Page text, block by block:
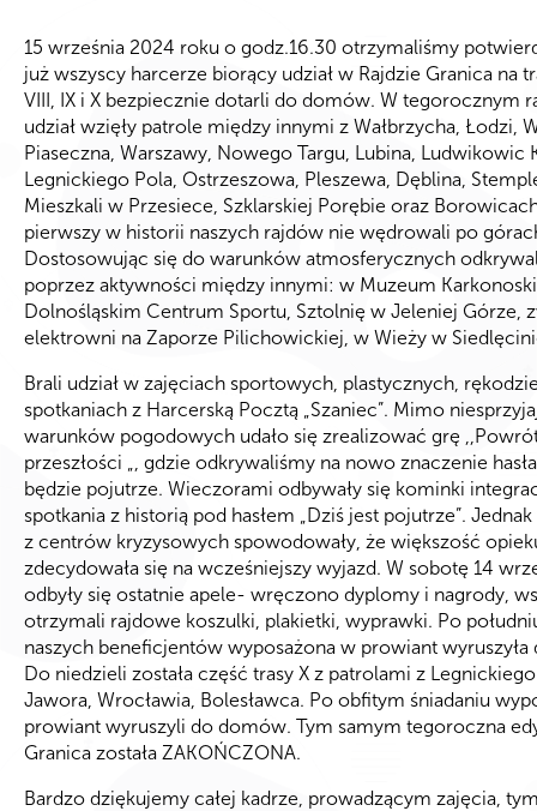
15 września 2024 roku o godz.16.30 otrzymaliśmy
już wszyscy harcerze biorący udział w Rajdzie Granica na
VIII, IX i X bezpiecznie dotarli do domów. W tegorocznym
udział wzięły patrole między innymi z Wałbrzycha, Łodzi,
Piaseczna, Warszawy, Nowego Targu, Lubina, Ludwikowic
Legnickiego Pola, Ostrzeszowa, Pleszewa, Dęblina,
Mieszkali w Przesiece, Szklarskiej Porębie oraz
pierwszy w historii naszych rajdów nie wędrowali po
Dostosowując się do warunków atmosferycznych
poprzez aktywności między innymi: w Muzeum
Dolnośląskim Centrum Sportu, Sztolnię w Jeleniej Górze,
elektrowni na Zaporze Pilichowickiej, w Wieży w
Brali udział w zajęciach sportowych, plastycznych,
spotkaniach z Harcerską Pocztą „Szaniec”. Mimo
warunków pogodowych udało się zrealizować grę
przeszłości „, gdzie odkrywaliśmy na nowo znaczenie
będzie pojutrze. Wieczorami odbywały się kominki
spotkania z historią pod hasłem „Dziś jest pojutrze”.
z centrów kryzysowych spowodowały, że większość
zdecydowała się na wcześniejszy wyjazd. W sobotę 14
odbyły się ostatnie apele- wręczono dyplomy i nagrody,
otrzymali rajdowe koszulki, plakietki, wyprawki. Po
naszych beneficjentów wyposażona w prowiant
Do niedzieli została część trasy X z patrolami z
Jawora, Wrocławia, Bolesławca. Po obfitym śniadaniu
prowiant wyruszyli do domów. Tym samym tegoroczna
Granica została ZAKOŃCZONA.
Bardzo dziękujemy całej kadrze, prowadzącym zajęcia,